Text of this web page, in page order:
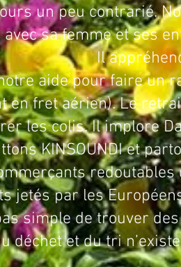
un peu contrarié.
sa femme et ses
la
aide pour faire un
en fret aérien). Le
les colis. Il implore
KINSOUNDI et
redoutables
jetés par les
simple de trouver
déchet et du tri